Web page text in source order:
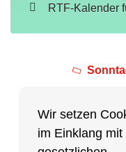
Wir setzen
im Einklang mit
RTF-Kalender